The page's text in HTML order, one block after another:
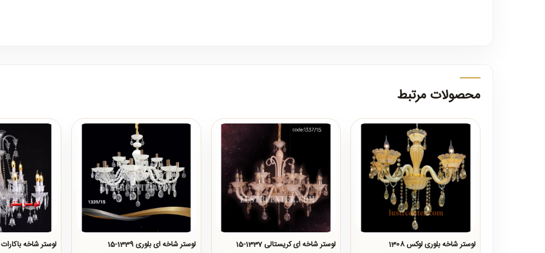
محصولات مرتبط
لوستر شاخه بلوری لوکس 1308 لوستر شاخه ای کریستالی 1337-15 لوستر شاخه ای بلوری 1339-15 لوستر شاخه باکارات 1305